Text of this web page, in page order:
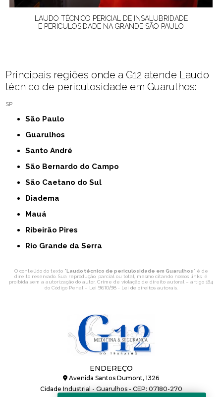
LAUDO TÉCNICO PERICIAL DE INSALUBRIDADE
E PERICULOSIDADE NA GRANDE SÃO PAULO
Principais regiões onde a G12 atende Laudo
técnico de periculosidade em Guarulhos:
SP
São Paulo
Guarulhos
Santo André
São Bernardo do Campo
São Caetano do Sul
Diadema
Mauá
Ribeirão Pires
Rio Grande da Serra
O conteúdo do texto "Laudo técnico de periculosidade em Guarulhos" é de
direito reservado. Sua reprodução, parcial ou total, mesmo citando nossos links, é
proibida sem a autorização do autor. Crime de violação de direito autoral – artigo 184
do Código Penal – Lei 9610/98 - Lei de direitos autorais.
ENDEREÇO
Avenida Santos Dumont, 1326
Cidade Industrial - Guarulhos - CEP: 07180-270